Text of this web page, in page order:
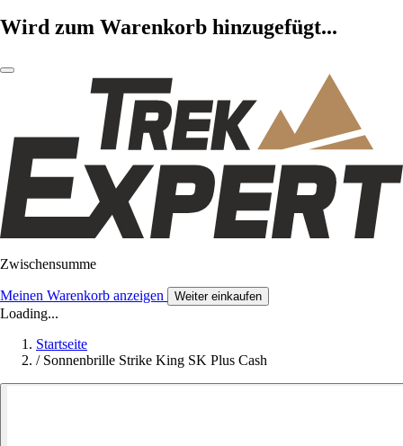
Wird zum Warenkorb hinzugefügt...
Zwischensumme
Meinen Warenkorb anzeigen Weiter einkaufen
Loading...
Startseite
/ Sonnenbrille Strike King SK Plus Cash